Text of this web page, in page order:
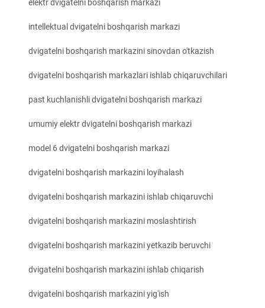
elektr dvigatelni boshqarish markazi
intellektual dvigatelni boshqarish markazi
dvigatelni boshqarish markazini sinovdan o'tkazish
dvigatelni boshqarish markazlari ishlab chiqaruvchilari
past kuchlanishli dvigatelni boshqarish markazi
umumiy elektr dvigatelni boshqarish markazi
model 6 dvigatelni boshqarish markazi
dvigatelni boshqarish markazini loyihalash
dvigatelni boshqarish markazini ishlab chiqaruvchi
dvigatelni boshqarish markazini moslashtirish
dvigatelni boshqarish markazini yetkazib beruvchi
dvigatelni boshqarish markazini ishlab chiqarish
dvigatelni boshqarish markazini yig'ish